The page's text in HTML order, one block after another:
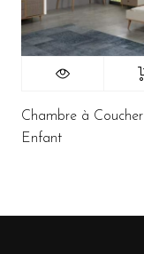
Chambre à Coucher
Enfant